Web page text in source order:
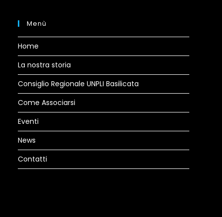
Menù
Home
La nostra storia
Consiglio Regionale UNPLI Basilicata
Come Associarsi
Eventi
News
Contatti